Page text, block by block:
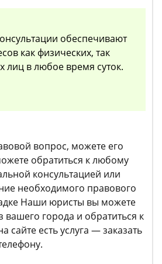
обеспечивают
как физических, так
лиц в любое время суток.
вопрос, можете его
обратиться к любому
консультацией или
необходимого правового
Наши юристы вы можете
вашего города и обратиться к
сайте есть услуга — заказать